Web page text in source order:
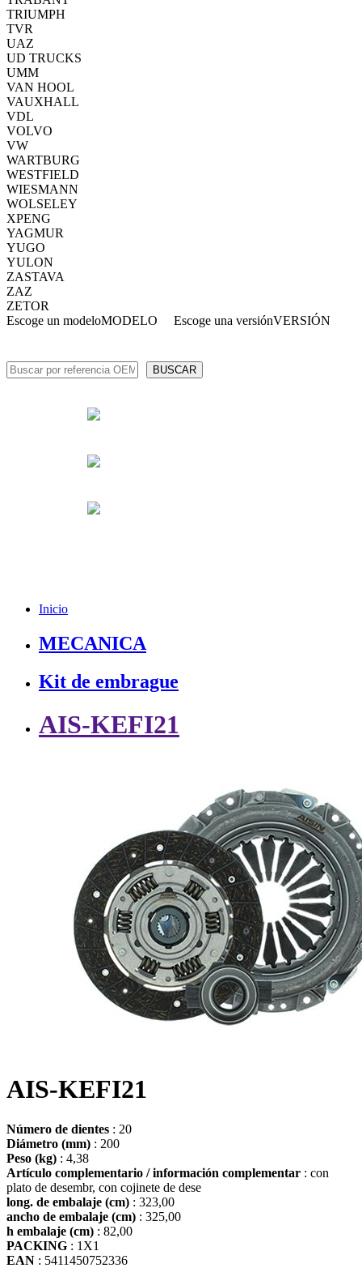
TRIUMPH
TVR
UAZ
UD TRUCKS
UMM
VAN HOOL
VAUXHALL
VDL
VOLVO
VW
WARTBURG
WESTFIELD
WIESMANN
WOLSELEY
XPENG
YAGMUR
YUGO
YULON
ZASTAVA
ZAZ
ZETOR
Escoge un modeloMODELO Escoge una versiónVERSIÓN
Inicio
MECANICA
Kit de embrague
AIS-KEFI21
AIS-KEFI21
Número de dientes : 20
Diámetro (mm) : 200
Peso (kg) : 4,38
Artículo complementario / información complementar : con
plato de desembr, con cojinete de dese
long. de embalaje (cm) : 323,00
ancho de embalaje (cm) : 325,00
h embalaje (cm) : 82,00
PACKING : 1X1
EAN : 5411450752336